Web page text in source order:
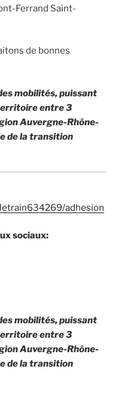
Ferrand Saint-
de bonnes
mobilités, puissant
entre 3
Auvergne-Rhône-
de la transition
adhesion
sociaux:
mobilités, puissant
entre 3
Auvergne-Rhône-
de la transition